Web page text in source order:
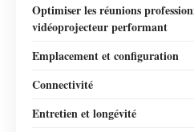
Optimiser les réunions
vidéoprojecteur performant
Emplacement et configuration
Connectivité
Entretien et longévité